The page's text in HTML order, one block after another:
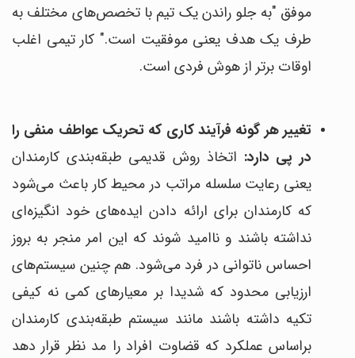
موفق "به جلو راندن یک تیم با تخصص‌های مختلف به
طرف یک هدف یعنی موفقیت است." کار تیمی اغلب
اوقات برتر از هوش فردی است.
تغییر هر گونه فرآیند کاری که تحریک عواطف منفی را
در پی دارد: اتخاذ روش قدیمی طبقه‌بندی کارمندان
یعنی رعایت سلسله مراتب در محیط کار باعث می‌شود
که کارمندان برای ارائه دادن ایده‌های خود انگیزه‌ای
نداشته باشند و ناامید شوند که این امر منجر به بروز
احساس ناتوانی در فرد می‌شود. هم چنین سیستم‌های
ارزیابی محدود که شدیدا بر معیارهای کمی نه کیفی
تکیه داشته باشند مانند سیستم طبقه‌بندی کارمندان
براساس عملکرد که قضاوت افراد را مد نظر قرار دهد